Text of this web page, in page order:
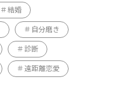
結婚
自分磨き
診断
遠距離恋愛